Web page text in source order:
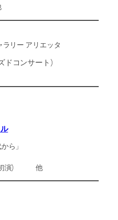
リー アリエッタ
ドコンサート)
ら」
本初演) 他